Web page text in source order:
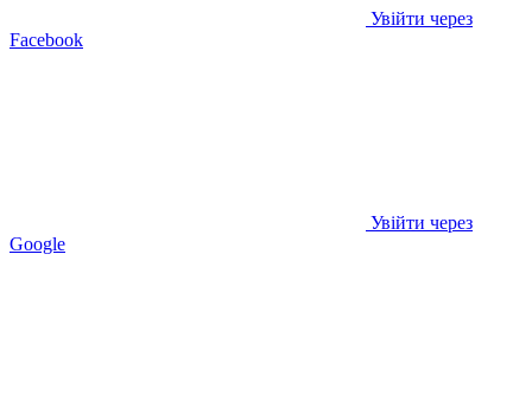
Увійти через
Facebook
Увійти через
Google